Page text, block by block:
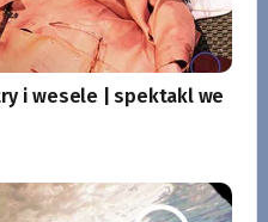
i wesele | spektakl we